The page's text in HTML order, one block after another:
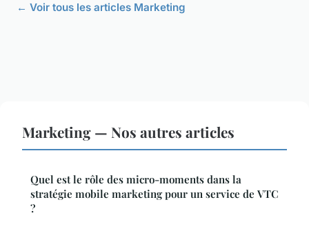
← Voir tous les articles Marketing
Marketing — Nos autres articles
Quel est le rôle des micro-moments dans la
stratégie mobile marketing pour un service de VTC
?